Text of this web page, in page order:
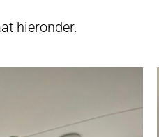
hieronder.